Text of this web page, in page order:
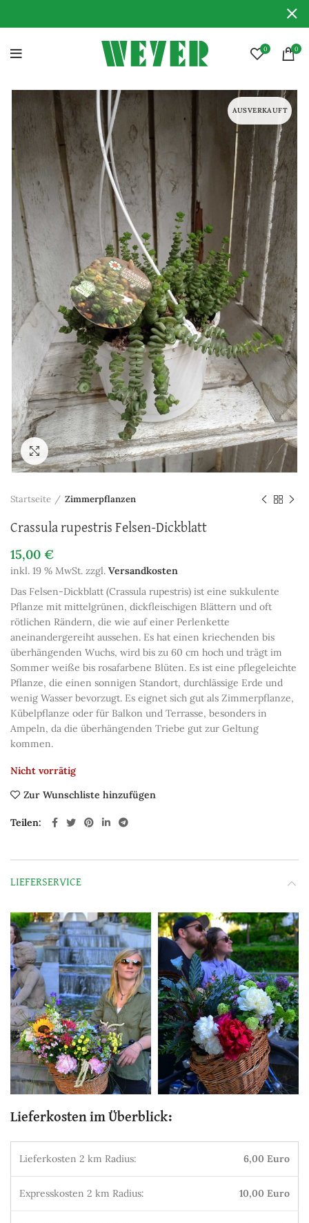
0 0
AUSVERKAUFT
Zum Vergrößern anklicken
Startseite Zimmerpflanzen
Crassula rupestris Felsen-Dickblatt
15,00 €
inkl. 19 % MwSt. zzgl. Versandkosten
Das Felsen-Dickblatt (Crassula rupestris) ist eine sukkulente
Pflanze mit mittelgrünen, dickfleischigen Blättern und oft
rötlichen Rändern, die wie auf einer Perlenkette
aneinandergereiht aussehen. Es hat einen kriechenden bis
überhängenden Wuchs, wird bis zu 60 cm hoch und trägt im
Sommer weiße bis rosafarbene Blüten. Es ist eine pflegeleichte
Pflanze, die einen sonnigen Standort, durchlässige Erde und
wenig Wasser bevorzugt. Es eignet sich gut als Zimmerpflanze,
Kübelpflanze oder für Balkon und Terrasse, besonders in
Ampeln, da die überhängenden Triebe gut zur Geltung
kommen.
Nicht vorrätig
Zur Wunschliste hinzufügen
Teilen
LIEFERSERVICE
Lieferkosten im Überblick:
Lieferkosten 2 km Radius: 6,00 Euro
Expresskosten 2 km Radius: 10,00 Euro